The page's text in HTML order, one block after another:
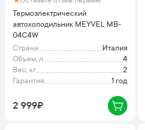
Термоэлектрический
автохолодильник MEYVEL MB-
04C4W
Страна
Италия
Объем, л
4
Вес, кг
2
Гарантия
1 год
2 999₽